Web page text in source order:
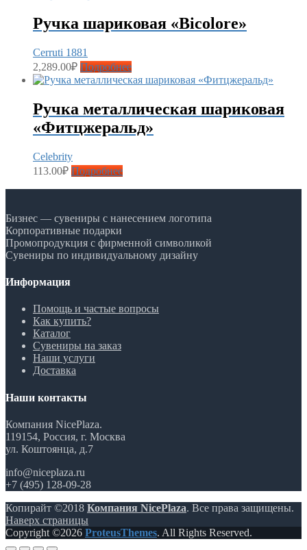
Ручка шариковая «Bicolore»
Cerruti 1881
2,289.00₽ Подробнее
Ручка металлическая шариковая
«Фитцжеральд»
Celebrity
113.00₽ Подробнее
Бизнес — сувениры с нанесением логотипа
Корпоративные подарки
Промопродукция с фирменной символикой
Сувениры по индивидуальному дизайну
Информация
Помощь и частые вопросы
Как купить?
Каталог
Сувениры на заказ
Наши услуги
Доставка
Наши контакты
Компания NicePlaza.
119154, Россия, г. Москва
ул. Коштоянца, д.7
info@niceplaza.ru
+7 (495) 128-09-28
Копирайт ©2018 Компания NicePlaza. Все права защищены.
Наверх страницы
Copyright ©2026 ProteusThemes. All Rights Reserved.